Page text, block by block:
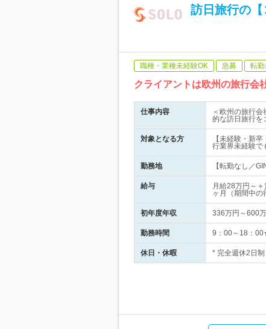
訪日旅行の
職種・業種未経験OK 急募 転勤
クライアントは欧州の旅行会
仕事内容
＜欧州の旅行
的な訪日旅行を
対象となる方
【未経験・新
行業界未経験で
勤務地 【転勤なし／
給与
月給28万円～
ヶ月（期間中
初年度年収 336万円～600
勤務時間 9：00～18：
休日・休暇 * 完全週休2日